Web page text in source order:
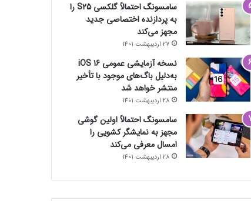
سامسونگ احتمالاً گلکسی S25 را
به پردازنده اختصاصی جدید
مجهز می‌کند
27 اردیبهشت 1401
نسخه آزمایشی عمومی iOS 16
به‌دلیل باگ‌های موجود با تأخیر
منتشر خواهد شد
28 اردیبهشت 1401
سامسونگ احتمالاً اولین گوشی
مجهز به نمایشگر کشویی را
امسال معرفی می‌کند
28 اردیبهشت 1401